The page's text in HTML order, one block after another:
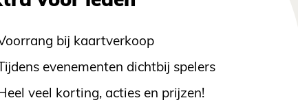
bij kaartverkoop
Tijdens evenementen dichtbij spelers
veel korting, acties en prijzen!